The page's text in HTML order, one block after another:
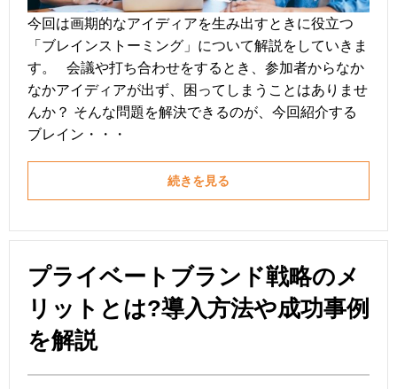
今回は画期的なアイディアを生み出すときに役立つ
「ブレインストーミング」について解説をしていきま
す。 会議や打ち合わせをするとき、参加者からなか
なかアイディアが出ず、困ってしまうことはありませ
んか？ そんな問題を解決できるのが、今回紹介する
ブレイン・・・
続きを見る
プライベートブランド戦略のメ
リットとは?導入方法や成功事例
を解説